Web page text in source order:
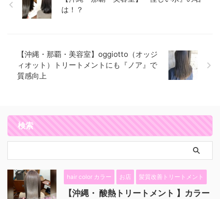
は！？
【沖縄・那覇・美容室】oggiotto（オッジ
ィオット）トリートメントにも『ノア』で
質感向上
検索
hair color カラー お店 髪質改善トリートメント
【沖縄・ 酸熱トリートメント 】カラー